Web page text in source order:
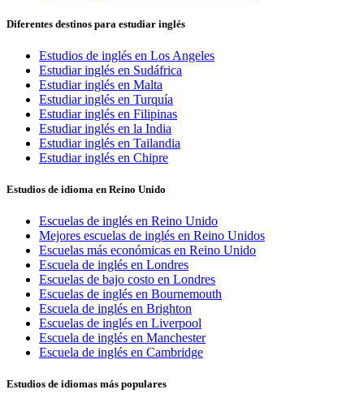
Diferentes destinos para estudiar inglés
Estudios de inglés en Los Angeles
Estudiar inglés en Sudáfrica
Estudiar inglés en Malta
Estudiar inglés en Turquía
Estudiar inglés en Filipinas
Estudiar inglés en la India
Estudiar inglés en Tailandia
Estudiar inglés en Chipre
Estudios de idioma en Reino Unido
Escuelas de inglés en Reino Unido
Mejores escuelas de inglés en Reino Unidos
Escuelas más económicas en Reino Unido
Escuela de inglés en Londres
Escuelas de bajo costo en Londres
Escuelas de inglés en Bournemouth
Escuela de inglés en Brighton
Escuelas de inglés en Liverpool
Escuela de inglés en Manchester
Escuela de inglés en Cambridge
Estudios de idiomas más populares